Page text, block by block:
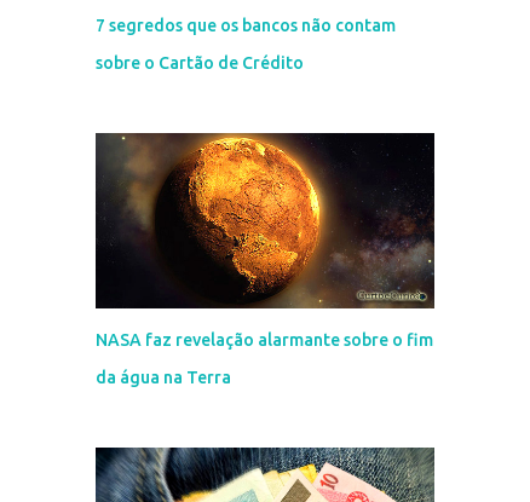
7 segredos que os bancos não contam
sobre o Cartão de Crédito
NASA faz revelação alarmante sobre o fim
da água na Terra